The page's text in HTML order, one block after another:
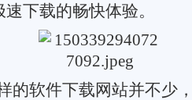
下载的畅快体验。
软件下载网站并不少